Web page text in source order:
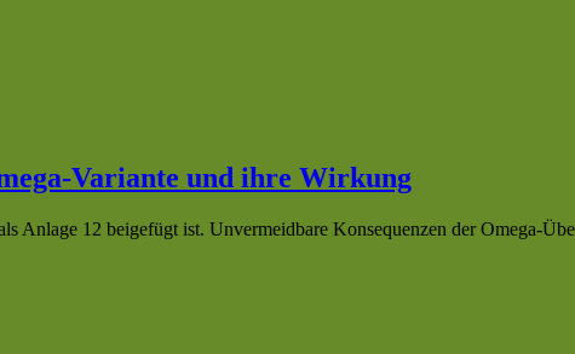
Variante und ihre Wirkung
Anlage 12 beigefügt ist. Unvermeidbare Konsequenzen der Omega-